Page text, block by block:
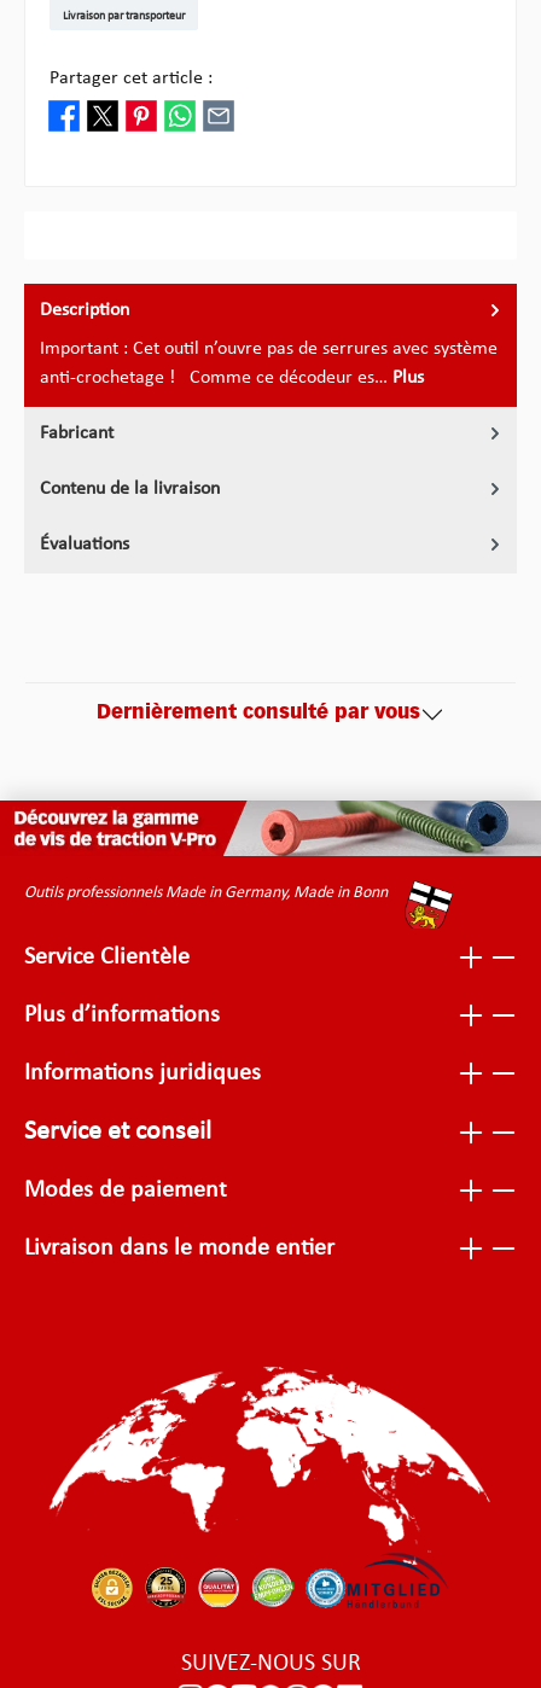
Livraison par transporteur
Partager cet article :
Description
Important : Cet outil n’ouvre pas de serrures avec système
anti-crochetage ! Comme ce décodeur es… Plus
Fabricant
Contenu de la livraison
Évaluations
Dernièrement consulté par vous
Outils professionnels Made in Germany, Made in Bonn
Service Clientèle
Plus d’informations
Informations juridiques
Service et conseil
Modes de paiement
Livraison dans le monde entier
SUIVEZ-NOUS SUR